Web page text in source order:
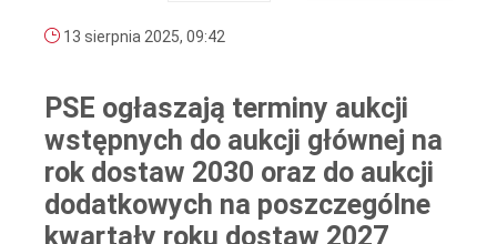
13 sierpnia 2025, 09:42
PSE ogłaszają terminy aukcji
wstępnych do aukcji głównej na
rok dostaw 2030 oraz do aukcji
dodatkowych na poszczególne
kwartały roku dostaw 2027